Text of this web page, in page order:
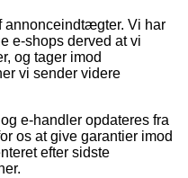
annonceindtægter. Vi har
e-shops derved at vi
og tager imod
vi sender videre
e-handler opdateres fra
os at give garantier imod
efter sidste